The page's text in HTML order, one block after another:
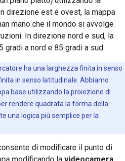
direzione est e ovest, la mappa
mano che il mondo si avvolge
In direzione nord e sud, la
gradi a nord e 85 gradi a sud.
ha una larghezza finita in senso
in senso latitudinale. Abbiamo
base utilizzando la proiezione di
rendere quadrata la forma della
una logica più semplice per la
di modificare il punto di